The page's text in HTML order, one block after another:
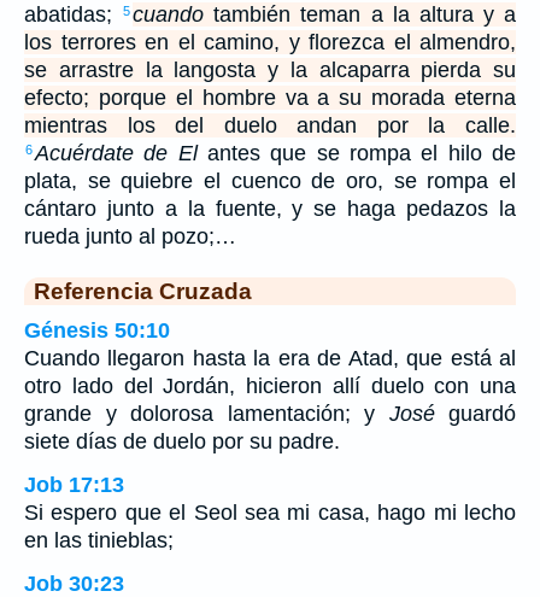
abatidas;
5cuando también teman a la altura y a
los terrores en el camino, y florezca el almendro,
se arrastre la langosta y la alcaparra pierda su
efecto; porque el hombre va a su morada eterna
mientras los del duelo andan por la calle.
6Acuérdate de Elantes que se rompa el hilo de
plata, se quiebre el cuenco de oro, se rompa el
cántaro junto a la fuente, y se haga pedazos la
rueda junto al pozo;…
Referencia Cruzada
Génesis 50:10
Cuando llegaron hasta la era de Atad, que está al
otro lado del Jordán, hicieron allí duelo con una
grande y dolorosa lamentación; y Joséguardó
siete días de duelo por su padre.
Job 17:13
Si espero que el Seol sea mi casa, hago mi lecho
en las tinieblas;
Job 30:23